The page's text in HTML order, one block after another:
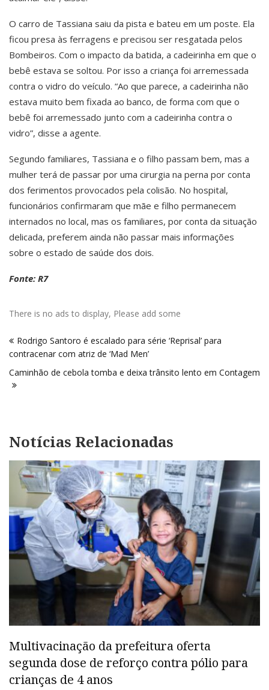
O carro de Tassiana saiu da pista e bateu em um poste. Ela
ficou presa às ferragens e precisou ser resgatada pelos
Bombeiros. Com o impacto da batida, a cadeirinha em que o
bebê estava se soltou. Por isso a criança foi arremessada
contra o vidro do veículo. “Ao que parece, a cadeirinha não
estava muito bem fixada ao banco, de forma com que o
bebê foi arremessado junto com a cadeirinha contra o
vidro”, disse a agente.
Segundo familiares, Tassiana e o filho passam bem, mas a
mulher terá de passar por uma cirurgia na perna por conta
dos ferimentos provocados pela colisão. No hospital,
funcionários confirmaram que mãe e filho permanecem
internados no local, mas os familiares, por conta da situação
delicada, preferem ainda não passar mais informações
sobre o estado de saúde dos dois.
Fonte: R7
There is no ads to display, Please add some
de
Post
Rodrigo Santoro é escalado para série ‘Reprisal’ para
contracenar com atriz de ‘Mad Men’
Caminhão de cebola tomba e deixa trânsito lento em Contagem
Notícias Relacionadas
Multivacinação da prefeitura oferta
segunda dose de reforço contra pólio para
crianças de 4 anos